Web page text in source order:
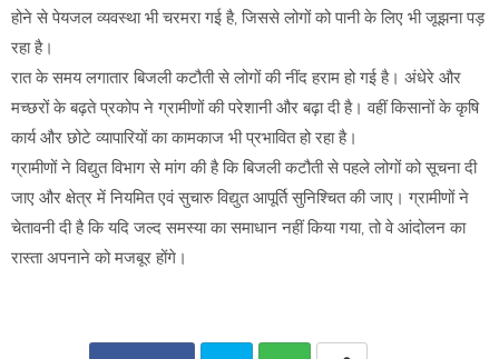
होने से पेयजल व्यवस्था भी चरमरा गई है, जिससे लोगों को पानी के लिए भी जूझना पड़
रहा है।
रात के समय लगातार बिजली कटौती से लोगों की नींद हराम हो गई है। अंधेरे और
मच्छरों के बढ़ते प्रकोप ने ग्रामीणों की परेशानी और बढ़ा दी है। वहीं किसानों के कृषि
कार्य और छोटे व्यापारियों का कामकाज भी प्रभावित हो रहा है।
ग्रामीणों ने विद्युत विभाग से मांग की है कि बिजली कटौती से पहले लोगों को सूचना दी
जाए और क्षेत्र में नियमित एवं सुचारु विद्युत आपूर्ति सुनिश्चित की जाए। ग्रामीणों ने
चेतावनी दी है कि यदि जल्द समस्या का समाधान नहीं किया गया, तो वे आंदोलन का
रास्ता अपनाने को मजबूर होंगे।